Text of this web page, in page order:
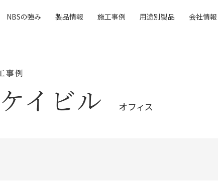
NBSの強み 製品情報 施工事例 用途別製品 会社情報
事例
イビル オフィス